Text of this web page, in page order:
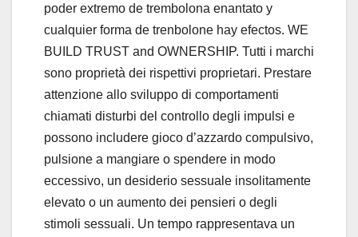
poder extremo de trembolona enantato y
cualquier forma de trenbolone hay efectos. WE
BUILD TRUST and OWNERSHIP. Tutti i marchi
sono proprietà dei rispettivi proprietari. Prestare
attenzione allo sviluppo di comportamenti
chiamati disturbi del controllo degli impulsi e
possono includere gioco d’azzardo compulsivo,
pulsione a mangiare o spendere in modo
eccessivo, un desiderio sessuale insolitamente
elevato o un aumento dei pensieri o degli
stimoli sessuali. Un tempo rappresentava un